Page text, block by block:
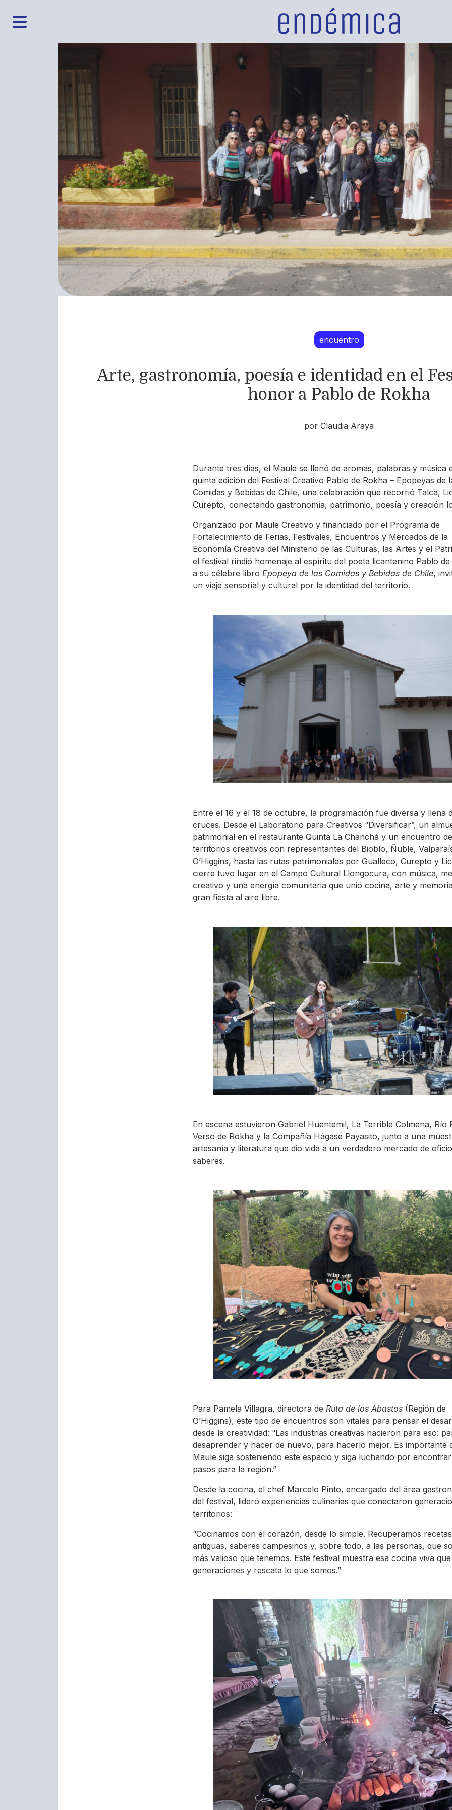
encuentro
Arte, gastronomía, poesía e identidad en el
honor a Pablo de Rokha
por Claudia Araya
Durante tres días, el Maule se llenó de aromas, palabras y música
quinta edición del Festival Creativo Pablo de Rokha – Epopeyas de
Comidas y Bebidas de Chile, una celebración que recorrió Talca,
Curepto, conectando gastronomía, patrimonio, poesía y creación
Organizado por Maule Creativo y financiado por el Programa de
Fortalecimiento de Ferias, Festivales, Encuentros y Mercados de la
Economía Creativa del Ministerio de las Culturas, las Artes y el
el festival rindió homenaje al espíritu del poeta licantenino Pablo
a su célebre libro Epopeya de las Comidas y Bebidas de Chile,
un viaje sensorial y cultural por la identidad del territorio.
Entre el 16 y el 18 de octubre, la programación fue diversa y llena
cruces. Desde el Laboratorio para Creativos “Diversificar”, un
patrimonial en el restaurante Quinta La Chanchá y un encuentro de
territorios creativos con representantes del Biobío, Ñuble,
O’Higgins, hasta las rutas patrimoniales por Gualleco, Curepto y
cierre tuvo lugar en el Campo Cultural Llongocura, con música,
creativo y una energía comunitaria que unió cocina, arte y
gran fiesta al aire libre.
En escena estuvieron Gabriel Huentemil, La Terrible Colmena, Río
Verso de Rokha y la Compañía Hágase Payasito, junto a una
artesanía y literatura que dio vida a un verdadero mercado de
saberes.
Para Pamela Villagra, directora de Ruta de los Abastos (Región de
O’Higgins), este tipo de encuentros son vitales para pensar el
desde la creatividad: “Las industrias creativas nacieron para eso:
desaprender y hacer de nuevo, para hacerlo mejor. Es importante
Maule siga sosteniendo este espacio y siga luchando por
pasos para la región.”
Desde la cocina, el chef Marcelo Pinto, encargado del área
del festival, lideró experiencias culinarias que conectaron
territorios:
“Cocinamos con el corazón, desde lo simple. Recuperamos recetas
antiguas, saberes campesinos y, sobre todo, a las personas, que
más valioso que tenemos. Este festival muestra esa cocina viva
generaciones y rescata lo que somos.”